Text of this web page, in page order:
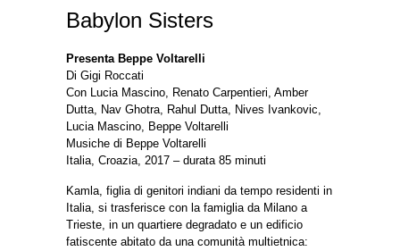
Babylon Sisters
Presenta Beppe Voltarelli
Di Gigi Roccati
Con Lucia Mascino, Renato Carpentieri, Amber
Dutta, Nav Ghotra, Rahul Dutta, Nives Ivankovic,
Lucia Mascino, Beppe Voltarelli
Musiche di Beppe Voltarelli
Italia, Croazia, 2017 – durata 85 minuti
Kamla, figlia di genitori indiani da tempo residenti in
Italia, si trasferisce con la famiglia da Milano a
Trieste, in un quartiere degradato e un edificio
fatiscente abitato da una comunità multietnica: